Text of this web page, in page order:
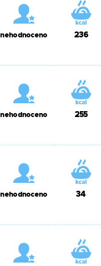
nehodnoceno 236
nehodnoceno 255
nehodnoceno 34